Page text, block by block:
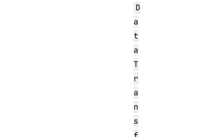
D
a
t
a
T
r
a
n
s